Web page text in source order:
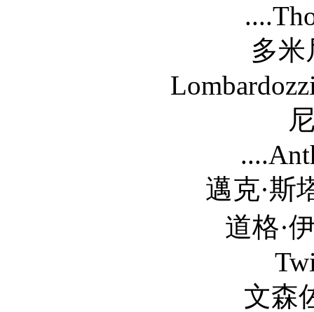
多米尼克·
尼克·桑
邁克·斯塔爾
道格·伊·道格
文森佐·阿瑪